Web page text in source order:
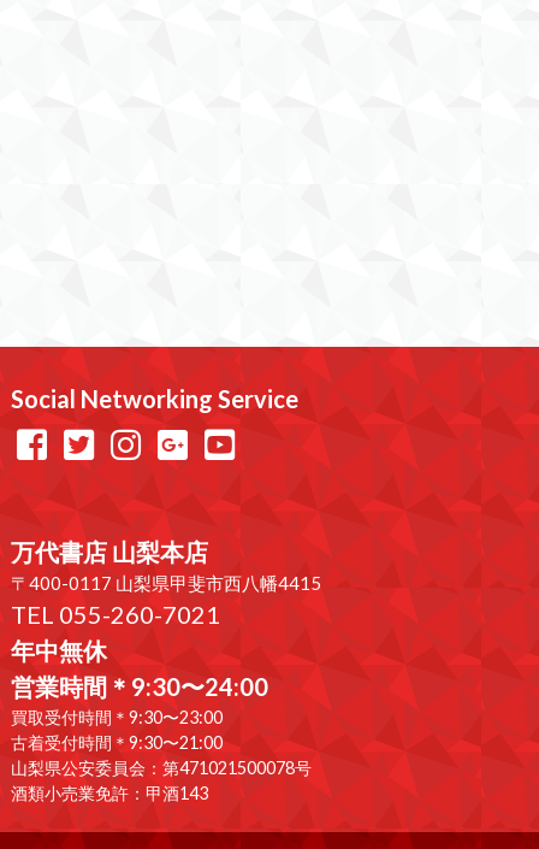
Social Networking Service
万代書店 山梨本店
〒400-0117 山梨県甲斐市西八幡4415
TEL 055-260-7021
年中無休
営業時間＊9:30〜24:00
買取受付時間＊9:30〜23:00
古着受付時間＊9:30〜21:00
山梨県公安委員会：第471021500078号
酒類小売業免許：甲酒143